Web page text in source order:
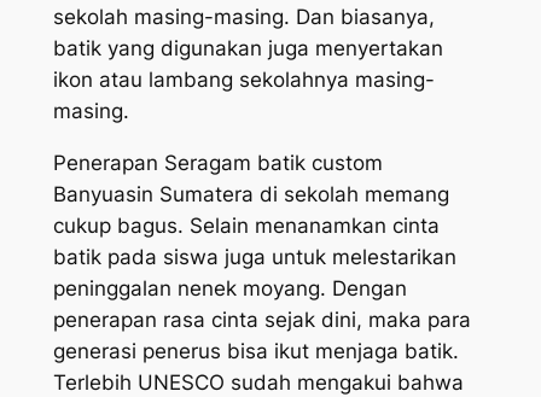
sekolah masing-masing. Dan biasanya,
batik yang digunakan juga menyertakan
ikon atau lambang sekolahnya masing-
masing.
Penerapan Seragam batik custom
Banyuasin Sumatera di sekolah memang
cukup bagus. Selain menanamkan cinta
batik pada siswa juga untuk melestarikan
peninggalan nenek moyang. Dengan
penerapan rasa cinta sejak dini, maka para
generasi penerus bisa ikut menjaga batik.
Terlebih UNESCO sudah mengakui bahwa